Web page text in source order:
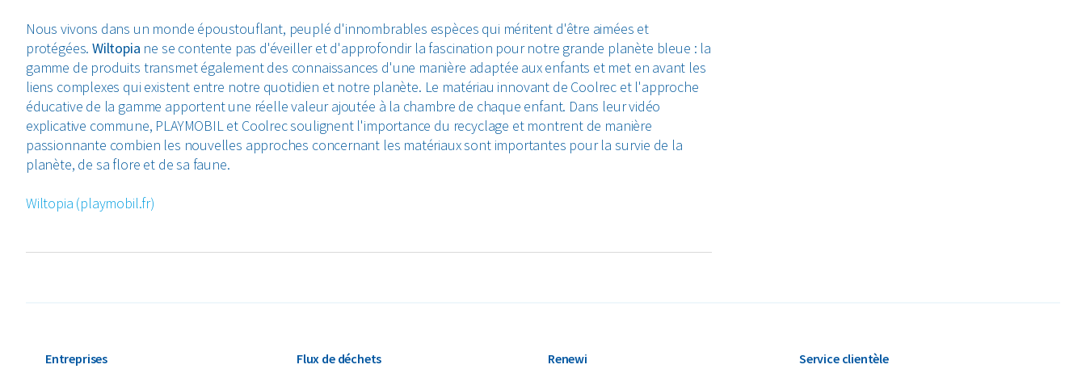
Nous vivons dans un monde époustouflant, peuplé d'innombrables espèces qui méritent d'être aimées et
protégées.Wiltopia ne se contente pas d'éveiller et d'approfondir la fascination pour notre grande planète bleue : la
gamme de produits transmet également des connaissances d'une manière adaptée aux enfants et met en avant les
liens complexes qui existent entre notre quotidien et notre planète. Le matériau innovant de Coolrec et l'approche
éducative de la gamme apportent une réelle valeur ajoutée à la chambre de chaque enfant. Dans leur vidéo
explicative commune, PLAYMOBIL et Coolrec soulignent l'importance du recyclage et montrent de manière
passionnante combien les nouvelles approches concernant les matériaux sont importantes pour la survie de la
planète, de sa flore et de sa faune.
Wiltopia (playmobil.fr)
Entreprises Flux de déchets Renewi Service clientèle